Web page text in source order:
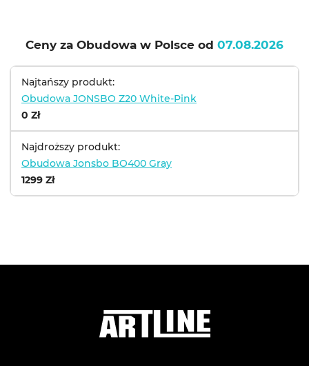
Ceny za Obudowa w Polsce od 07.08.2026
Najtańszy produkt:
Obudowa JONSBO Z20 White-Pink
0 Zł
Najdroższy produkt:
Obudowa Jonsbo BO400 Gray
1299 Zł